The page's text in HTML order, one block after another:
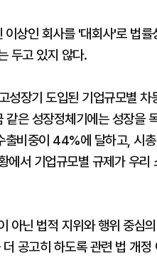
상인 회사를 '대회사'로 법률
두고 있지 않다.
성장기 도입된 기업규모별 차
은 성장정체기에는 성장을
비중이 44%에 달하고, 시
서 기업규모별 규제가 우리
아닌 법적 지위와 행위 중심
공고히 하도록 관련 법 개정